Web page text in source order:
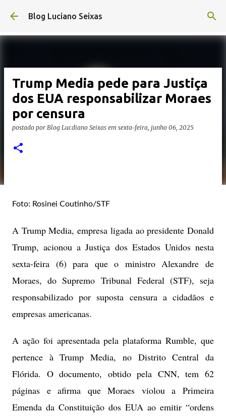
Pular para o conteúdo principal
Blog Luciano Seixas
Trump Media pede para Justiça
dos EUA responsabilizar Moraes
por censura
postado por Blog Lucdiano Seixas em sexta-feira, junho 06, 2025
Foto: Rosinei Coutinho/STF
A Trump Media, empresa ligada ao presidente Donald
Trump, acionou a Justiça dos Estados Unidos nesta
sexta-feira (6) para que o ministro Alexandre de
Moraes, do Supremo Tribunal Federal (STF), seja
responsabilizado por suposta censura a cidadãos e
empresas americanas.
A ação foi apresentada pela plataforma Rumble, que
pertence à Trump Media, no Distrito Central da
Flórida. O documento, obtido pela CNN, tem 62
páginas e afirma que Moraes violou a Primeira
Emenda da Constituição dos EUA ao emitir “ordens